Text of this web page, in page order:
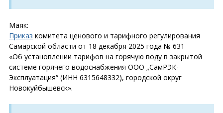
Маяк:
Приказ комитета ценового и тарифного регулирования
Самарской области от 18 декабря 2025 года № 631
«Об установлении тарифов на горячую воду в закрытой
системе горячего водоснабжения ООО „СамРЭК-
Эксплуатация“ (ИНН 6315648332), городской округ
Новокуйбышевск».